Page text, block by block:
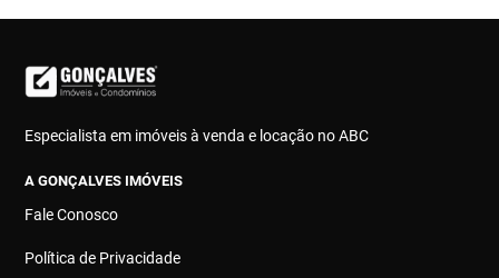
Especialista em imóveis à venda e locação no ABC
A GONÇALVES IMÓVEIS
Fale Conosco
Política de Privacidade